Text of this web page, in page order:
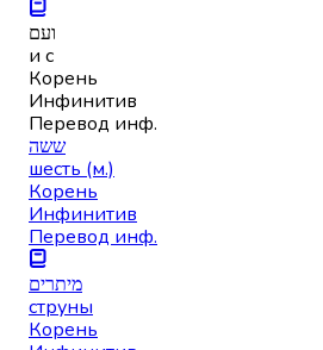
ועם
и с
Корень
Инфинитив
Перевод инф.
ששה
шесть (м.)
Корень
Инфинитив
Перевод инф.
מיתרים
струны
Корень